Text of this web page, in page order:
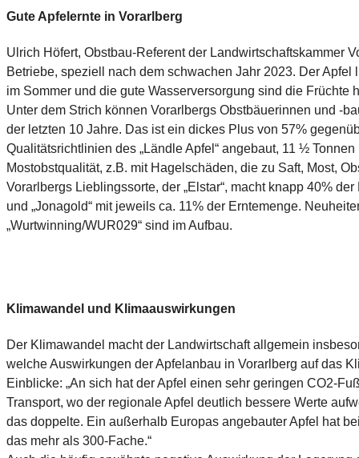
Gute Apfelernte in Vorarlberg
Ulrich Höfert, Obstbau-Referent der Landwirtschaftskammer
Betriebe, speziell nach dem schwachen Jahr 2023. Der
im Sommer und die gute Wasserversorgung sind die Früchte
Unter dem Strich können Vorarlbergs Obstbäuerinnen und -
der letzten 10 Jahre. Das ist ein dickes Plus von 57%
Qualitätsrichtlinien des „Ländle Apfel“ angebaut, 11 ½
Mostobstqualität, z.B. mit Hagelschäden, die zu Saft, Most,
Vorarlbergs Lieblingssorte, der „Elstar“, macht knapp 40%
und „Jonagold“ mit jeweils ca. 11% der Erntemenge.
„Wurtwinning/WUR029“ sind im Aufbau.
Klimawandel und Klimaauswirkungen
Der Klimawandel macht der Landwirtschaft allgemein
welche Auswirkungen der Apfelanbau in Vorarlberg auf das
Einblicke: „An sich hat der Apfel einen sehr geringen CO2-
Transport, wo der regionale Apfel deutlich bessere Werte
das doppelte. Ein außerhalb Europas angebauter Apfel hat
das mehr als 300-Fache.“